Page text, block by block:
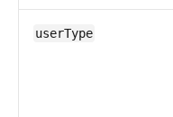
userType